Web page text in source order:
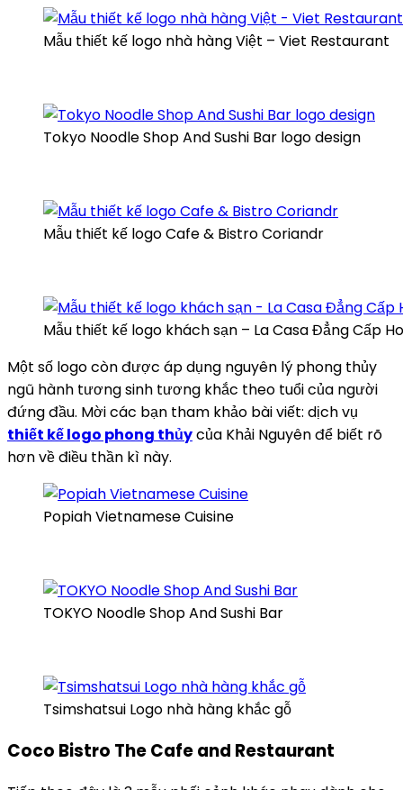
Mẫu thiết kế logo nhà hàng Việt – Viet Restaurant
Tokyo Noodle Shop And Sushi Bar logo design
Mẫu thiết kế logo Cafe & Bistro Coriandr
Mẫu thiết kế logo khách sạn – La Casa Đẳng Cấp
Một số logo còn được áp dụng nguyên lý phong thủy
ngũ hành tương sinh tương khắc theo tuổi của người
đứng đầu. Mời các bạn tham khảo bài viết: dịch vụ
thiết kế logo phong thủycủa Khải Nguyên để biết rõ
hơn về điều thần kì này.
Popiah Vietnamese Cuisine
TOKYO Noodle Shop And Sushi Bar
Tsimshatsui Logo nhà hàng khắc gỗ
Coco Bistro The Cafe and Restaurant